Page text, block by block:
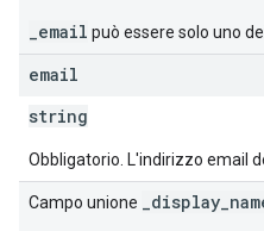
_email può essere solo uno
email
string
Obbligatorio. L'indirizzo email
Campo unione